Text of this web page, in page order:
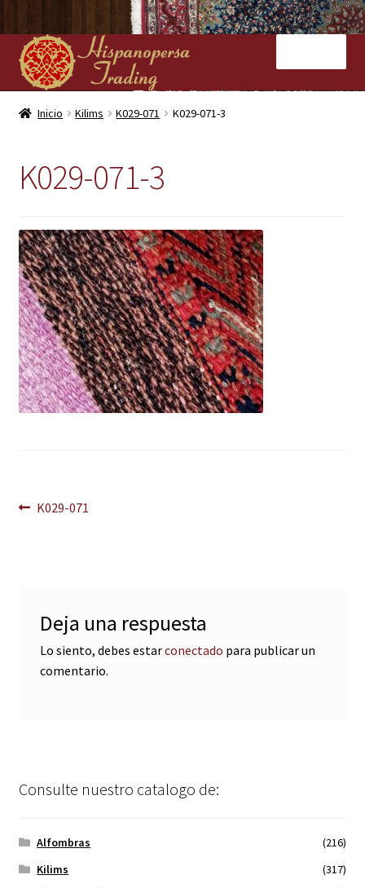
Ir
a
la
navegación
Ir
al
contenido
Inicio
Kilims
Contacto
Inicio Kilims K029-071 K029-071-3
K029-071-3
Navegación
Anterior:
K029-071
Deja una respuesta
Lo siento, debes estarconectado para publicar un
comentario.
Consulte nuestro catalogo de:
Alfombras
(216)
Kilims
(317)